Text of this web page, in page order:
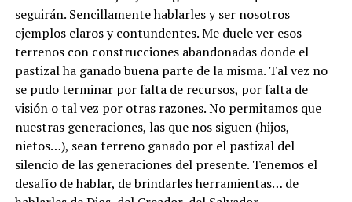
seguirán. Sencillamente hablarles y ser nosotros
ejemplos claros y contundentes. Me duele ver esos
terrenos con construcciones abandonadas donde el
pastizal ha ganado buena parte de la misma. Tal vez no
se pudo terminar por falta de recursos, por falta de
visión o tal vez por otras razones. No permitamos que
nuestras generaciones, las que nos siguen (hijos,
nietos…), sean terreno ganado por el pastizal del
silencio de las generaciones del presente. Tenemos el
desafío de hablar, de brindarles herramientas… de